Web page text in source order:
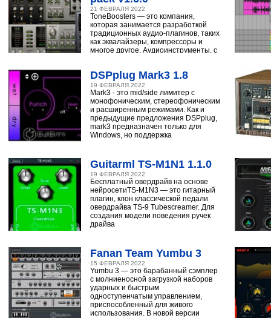
21 ФЕВРАЛЯ 2022
ToneBoosters — это компания,
которая занимается разработкой
традиционных аудио-плагинов, таких
как эквалайзеры, компрессоры и
многое другое. Аудиоинструменты, с
DSPplug Mark3 1.8
19 ФЕВРАЛЯ 2022
Mark3 - это mid/side лимитер с
монофоническим, стереофоническим
и расширенным режимами. Как и
предыдущие предложения DSPplug,
mark3 предназначен только для
Windows, но поддержка
Guitarml TS-M1N1 1.1.0
19 ФЕВРАЛЯ 2022
Бесплатный овердрайв на основе
нейросетиTS-M1N3 — это гитарный
плагин, клон классической педали
овердрайва TS-9 Tubescreamer. Для
создания модели поведения ручек
драйва
Fanan Team Yumbu 3
15 ФЕВРАЛЯ 2022
Yumbu 3 — это барабанный сэмплер
с молниеносной загрузкой наборов
ударных и быстрым
одноступенчатым управлением,
приспособленный для живого
использования. В новой версии